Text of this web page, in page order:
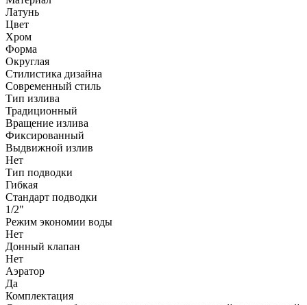
Латунь
Цвет
Хром
Форма
Округлая
Стилистика дизайна
Современный стиль
Тип излива
Традиционный
Вращение излива
Фиксированный
Выдвижной излив
Нет
Тип подводки
Гибкая
Стандарт подводки
1/2"
Режим экономии воды
Нет
Донный клапан
Нет
Аэратор
Да
Комплектация